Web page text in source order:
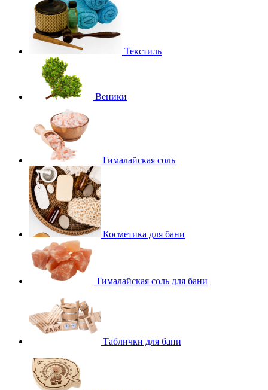
Текстиль
Веники
Гималайская соль
Косметика для бани
Гималайская соль для бани
Таблички для бани